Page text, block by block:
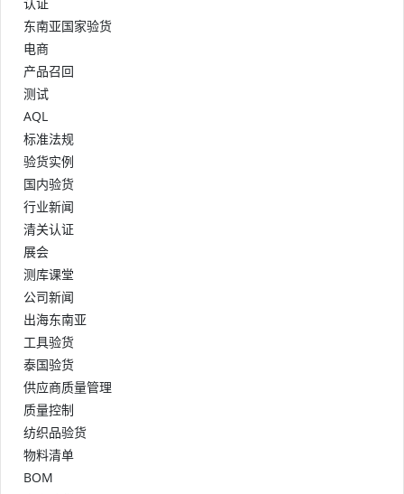
东南亚国家验货
电商
产品召回
测试
AQL
标准法规
验货实例
国内验货
行业新闻
清关认证
展会
测库课堂
公司新闻
出海东南亚
工具验货
泰国验货
供应商质量管理
质量控制
纺织品验货
物料清单
BOM